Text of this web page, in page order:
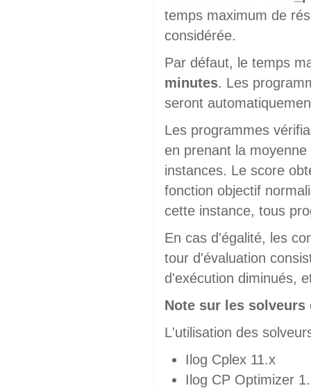
temps maximum de
considérée.
Par défaut, le temps
minutes. Les
seront
Les programmes
en prenant la
instances. Le score
fonction objectif
cette instance, tous
En cas d'égalité, les
tour d'évaluation
d'exécution diminués,
Note sur les solveurs
L'utilisation des
Ilog Cplex 11.x
Ilog CP Optimizer